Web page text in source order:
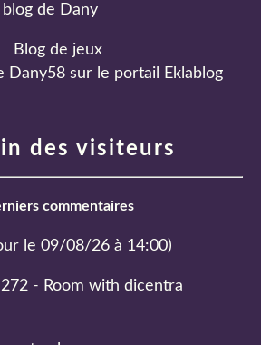
Blog de jeux
Dany58sur le portail Eklablog
des visiteurs
commentaires
le 09/08/26 à 14:00)
272 - Room with dicentra